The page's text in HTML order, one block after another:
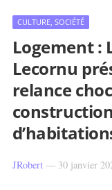
CULTURE, SOCIÉTÉ
Logement :
Lecornu
relance
JRobert— 30 janvier